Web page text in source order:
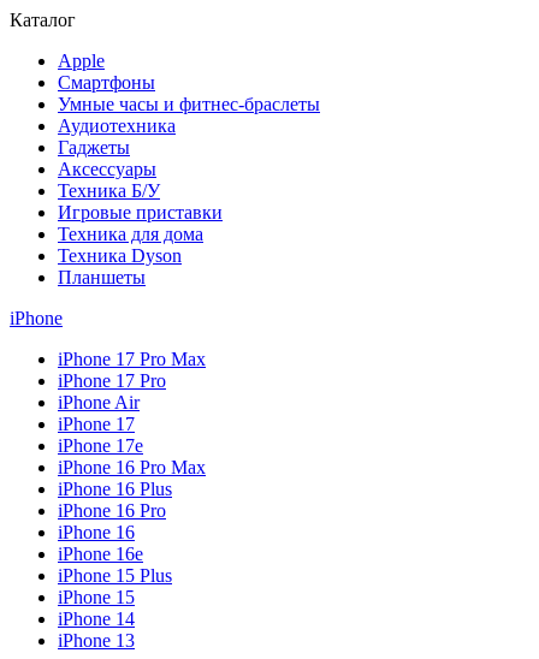
Каталог
Apple
Смартфоны
Умные часы и фитнес-браслеты
Аудиотехника
Гаджеты
Аксессуары
Техника Б/У
Игровые приставки
Техника для дома
Техника Dyson
Планшеты
iPhone
iPhone 17 Pro Max
iPhone 17 Pro
iPhone Air
iPhone 17
iPhone 17e
iPhone 16 Pro Max
iPhone 16 Plus
iPhone 16 Pro
iPhone 16
iPhone 16e
iPhone 15 Plus
iPhone 15
iPhone 14
iPhone 13